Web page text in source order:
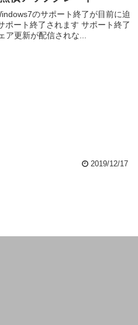
のサポート終了が目前に迫
ポート終了されます サポート終了
ア更新が配信されな...
2019/12/17